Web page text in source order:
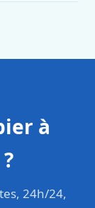
à
24h/24,